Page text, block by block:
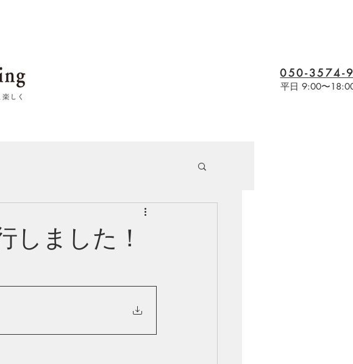
050-3574-
平日 9:00〜
しました！